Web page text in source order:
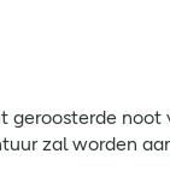
geroosterde
zal worden